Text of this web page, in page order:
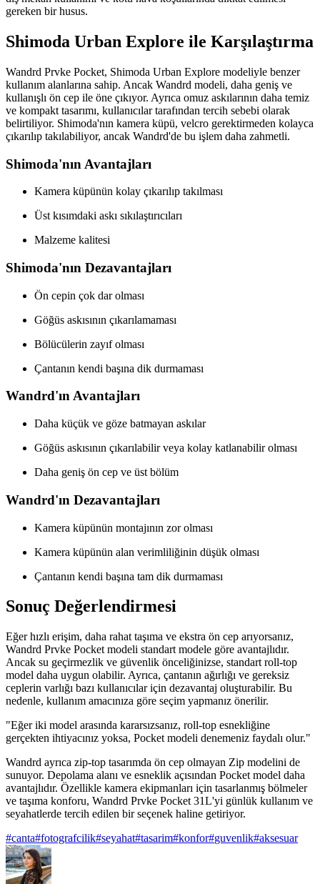
gereken bir husus.
Shimoda Urban Explore ile Karşılaştırma
Wandrd Prvke Pocket, Shimoda Urban Explore modeliyle benzer
kullanım alanlarına sahip. Ancak Wandrd modeli, daha geniş ve
kullanışlı ön cep ile öne çıkıyor. Ayrıca omuz askılarının daha temiz
ve kompakt tasarımı, kullanıcılar tarafından tercih sebebi olarak
belirtiliyor. Shimoda'nın kamera küpü, velcro gerektirmeden kolayca
çıkarılıp takılabiliyor, ancak Wandrd'de bu işlem daha zahmetli.
Shimoda'nın Avantajları
Kamera küpünün kolay çıkarılıp takılması
Üst kısımdaki askı sıkılaştırıcıları
Malzeme kalitesi
Shimoda'nın Dezavantajları
Ön cepin çok dar olması
Göğüs askısının çıkarılamaması
Bölücülerin zayıf olması
Çantanın kendi başına dik durmaması
Wandrd'ın Avantajları
Daha küçük ve göze batmayan askılar
Göğüs askısının çıkarılabilir veya kolay katlanabilir olması
Daha geniş ön cep ve üst bölüm
Wandrd'ın Dezavantajları
Kamera küpünün montajının zor olması
Kamera küpünün alan verimliliğinin düşük olması
Çantanın kendi başına tam dik durmaması
Sonuç Değerlendirmesi
Eğer hızlı erişim, daha rahat taşıma ve ekstra ön cep arıyorsanız,
Wandrd Prvke Pocket modeli standart modele göre avantajlıdır.
Ancak su geçirmezlik ve güvenlik önceliğinizse, standart roll-top
model daha uygun olabilir. Ayrıca, çantanın ağırlığı ve gereksiz
ceplerin varlığı bazı kullanıcılar için dezavantaj oluşturabilir. Bu
nedenle, kullanım amacınıza göre seçim yapmanız önerilir.
"Eğer iki model arasında kararsızsanız, roll-top esnekliğine
gerçekten ihtiyacınız yoksa, Pocket modeli denemeniz faydalı olur."
Wandrd ayrıca zip-top tasarımda ön cep olmayan Zip modelini de
sunuyor. Depolama alanı ve esneklik açısından Pocket model daha
avantajlıdır. Özellikle kamera ekipmanları için tasarlanmış bölmeler
ve taşıma konforu, Wandrd Prvke Pocket 31L'yi günlük kullanım ve
seyahatlerde tercih edilen bir seçenek haline getiriyor.
#canta#fotografcilik#seyahat#tasarim#konfor#guvenlik#aksesuar